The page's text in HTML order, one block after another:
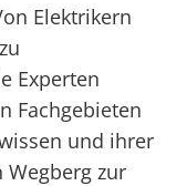
Elektrikern
Experten
Fachgebieten
und ihrer
zur